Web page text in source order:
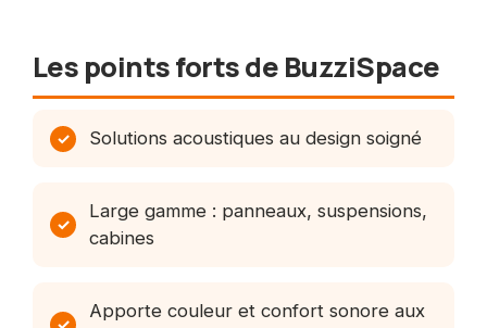
Les points forts de BuzziSpace
Solutions acoustiques au design soigné
Large gamme : panneaux, suspensions,
cabines
Apporte couleur et confort sonore aux